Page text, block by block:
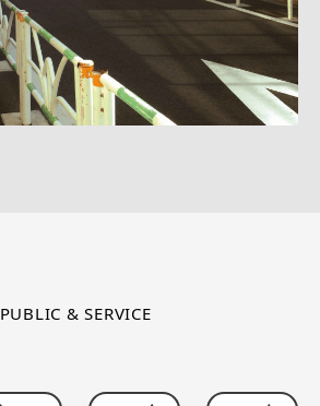
PUBLIC & SERVICE